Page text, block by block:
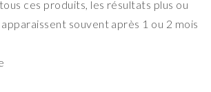
ces produits, les résultats plus ou
souvent après 1 ou 2 mois